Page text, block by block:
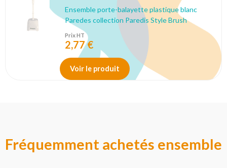
Ensemble porte-balayette plastique blanc
Paredes collection Paredis Style Brush
Prix HT
2,77 €
Voir le produit
Fréquemment achetés ensemble